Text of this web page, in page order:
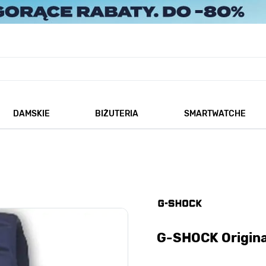
DAMSKIE
BIŻUTERIA
SMARTWATCHE
G-SHOCK